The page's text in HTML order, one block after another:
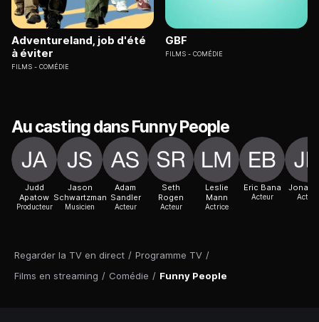
Regarder la TV en direct / Programme TV /
Films en streaming / Comédie / Funny People
Adventureland, job d'été
à éviter
FILMS COMÉDIE
GBF
FILMS COMÉDIE
Au casting dans Funny People
Judd
Apatow
Producteur
Jason
Schwartzman
Musicien
Adam
Sandler
Acteur
Seth
Rogen
Acteur
Leslie
Mann
Actrice
Eric Bana
Acteur
Jonah
Acteur